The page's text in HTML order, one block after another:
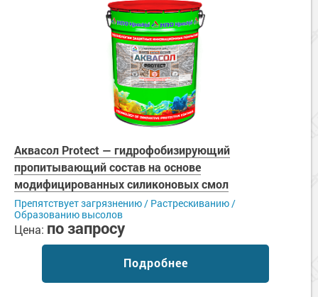
Аквасол Protect — гидрофобизирующий
пропитывающий состав на основе
модифицированных силиконовых смол
Препятствует загрязнению / Растрескиванию /
Образованию высолов
Цена: по запросу
Подробнее